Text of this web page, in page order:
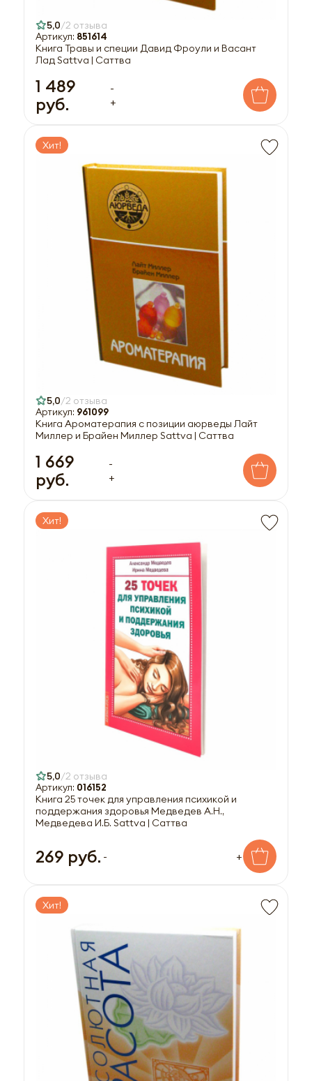
5,0 2 отзыва
Артикул: 851614
Книга Травы и специи Давид Фроули и Васант
Лад Sattva | Саттва
1 489
руб.
-
+
Хит!
5,0 2 отзыва
Артикул: 961099
Книга Ароматерапия с позиции аюрведы Лайт
Миллер и Брайен Миллер Sattva | Саттва
1 669
руб.
-
+
Хит!
5,0 2 отзыва
Артикул: 016152
Книга 25 точек для управления психикой и
поддержания здоровья Медведев А.Н.,
Медведева И.Б. Sattva | Саттва
269 руб. - +
Хит!